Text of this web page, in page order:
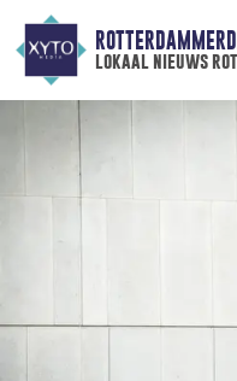
lokaal nieuws